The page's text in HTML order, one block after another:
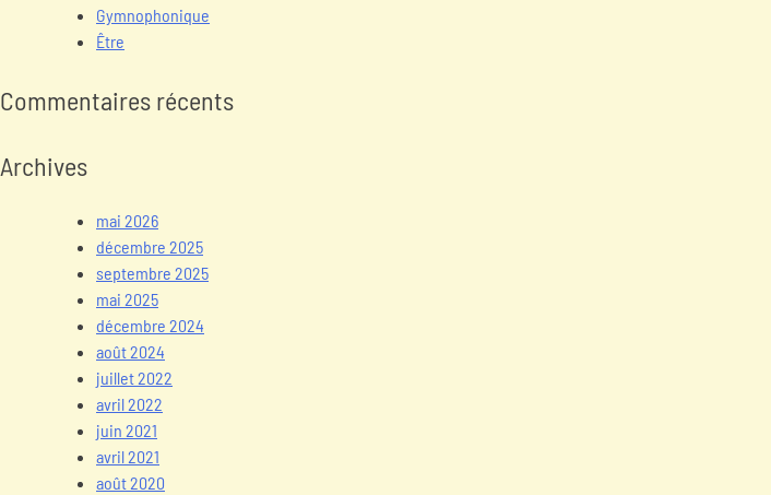
Gymnophonique
Être
Commentaires récents
Archives
mai 2026
décembre 2025
septembre 2025
mai 2025
décembre 2024
août 2024
juillet 2022
avril 2022
juin 2021
avril 2021
août 2020